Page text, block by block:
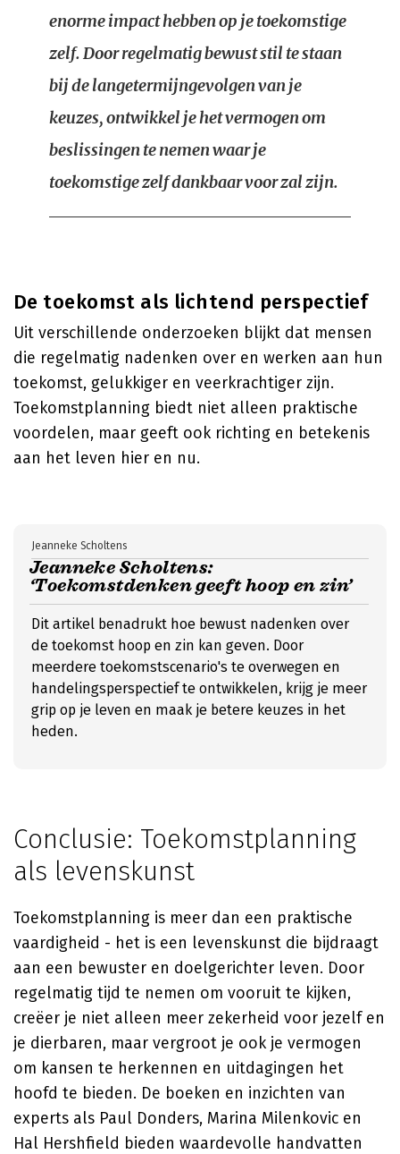
enorme impact hebben op je toekomstige
zelf. Door regelmatig bewust stil te staan
bij de langetermijngevolgen van je
keuzes, ontwikkel je het vermogen om
beslissingen te nemen waar je
toekomstige zelf dankbaar voor zal zijn.
De toekomst als lichtend perspectief
Uit verschillende onderzoeken blijkt dat mensen
die regelmatig nadenken over en werken aan hun
toekomst, gelukkiger en veerkrachtiger zijn.
Toekomstplanning biedt niet alleen praktische
voordelen, maar geeft ook richting en betekenis
aan het leven hier en nu.
Jeanneke Scholtens:
‘Toekomstdenken geeft hoop en zin’
Jeanneke Scholtens
Dit artikel benadrukt hoe bewust nadenken over
de toekomst hoop en zin kan geven. Door
meerdere toekomstscenario's te overwegen en
handelingsperspectief te ontwikkelen, krijg je meer
grip op je leven en maak je betere keuzes in het
heden.
Conclusie: Toekomstplanning
als levenskunst
Toekomstplanning is meer dan een praktische
vaardigheid - het is een levenskunst die bijdraagt
aan een bewuster en doelgerichter leven. Door
regelmatig tijd te nemen om vooruit te kijken,
creëer je niet alleen meer zekerheid voor jezelf en
je dierbaren, maar vergroot je ook je vermogen
om kansen te herkennen en uitdagingen het
hoofd te bieden. De boeken en inzichten van
experts als Paul Donders, Marina Milenkovic en
Hal Hershfield bieden waardevolle handvatten